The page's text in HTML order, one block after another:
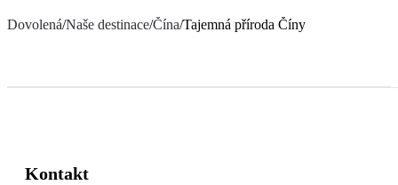
Dovolená/Naše destinace/Čína/Tajemná příroda Číny
Kontakt